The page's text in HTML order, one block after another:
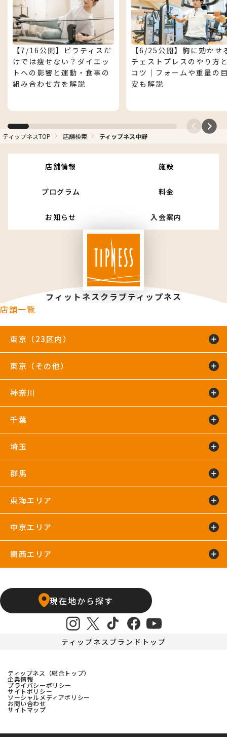
【7/16公開】ピラティスだ
けでは痩せない？ダイエッ
トへの影響と運動・食事の
組み合わせ方を解説
【6/25公開】胸に効かせ
チェストプレスのやり方
コツ｜フォームや重量の
安も解説
ティップネスマガジン
ティップネスTOP 店舗検索 ティップネス中野
店舗情報 施設
プログラム 料金
お知らせ 入会案内
フィットネスクラブティップネス
店舗一覧
東京（23区内）
綾瀬店 TIP.X TOKYO 池袋
大泉学園24hours
五反田24hours
下井草店新小岩店東武練馬24hours中野24hours
練馬24hours
東京（その他）
吉祥寺24hours
神奈川
千葉
蘇我24hours
埼玉
イオンモール川口店
群馬
東海エリア
浜松葵東24hours
中京エリア
関西エリア
石橋阪大前24hours京橋店高槻24hours
塚口24hours天王寺店武庫之荘24hours
現在地から探す
ティップネスブランドトップ
ティップネス（総合トップ）
企業情報
プライバシーポリシー
サイトポリシー
ソーシャルメディアポリシー
お問い合わせ
サイトマップ